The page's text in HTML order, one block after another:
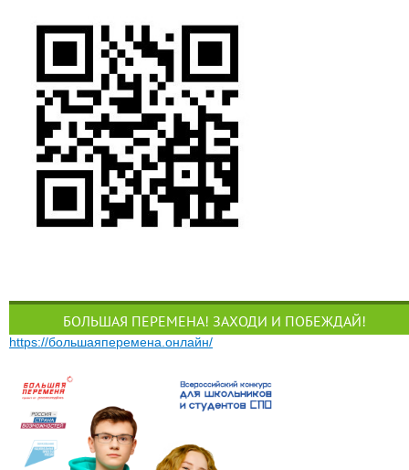
БОЛЬШАЯ ПЕРЕМЕНА! ЗАХОДИ И ПОБЕЖДАЙ!
https://большаяперемена.онлайн/